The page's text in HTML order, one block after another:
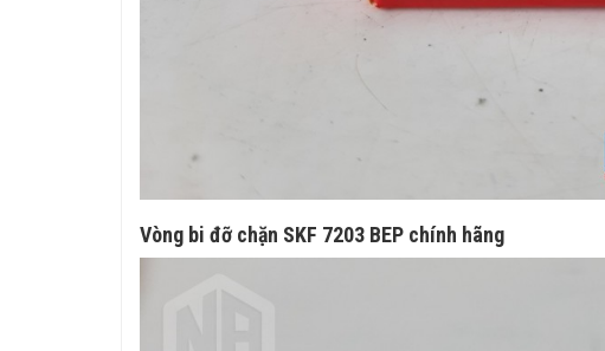
Vòng bi đỡ chặn SKF 7203 BEP chính hãng